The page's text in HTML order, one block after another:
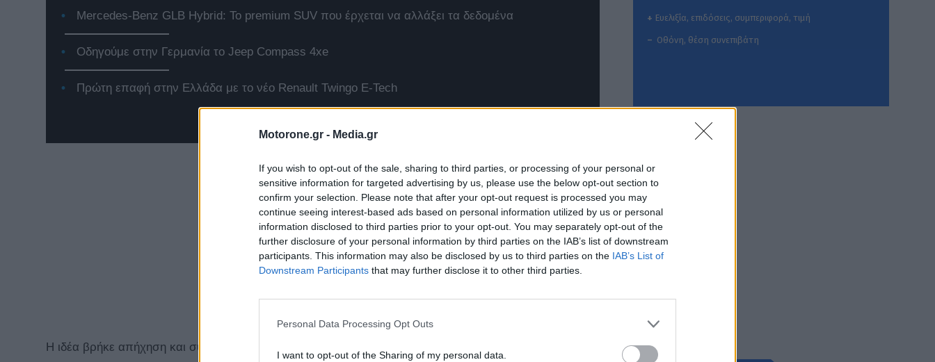
Motorone.gr - Media.gr
If you wish to opt-out of the sale, sharing to third parties, or processing of your personal or
sensitive information for targeted advertising by us, please use the below opt-out section to
confirm your selection. Please note that after your opt-out request is processed you may
continue seeing interest-based ads based on personal information utilized by us or personal
information disclosed to third parties prior to your opt-out. You may separately opt-out of the
further disclosure of your personal information by third parties on the IAB’s list of downstream
participants. This information may also be disclosed by us to third parties on the IAB’s List of
Downstream Participants that may further disclose it to other third parties.
Personal Data Processing Opt Outs
I want to opt-out of the Sharing of my personal data.
Mercedes-Benz GLB Hybrid: Το premium SUV που έρχεται να αλλάξει τα δεδομένα
Οδηγούμε στην Γερμανία το Jeep Compass 4xe
Πρώτη επαφή στην Ελλάδα με το νέο Renault Twingo E-Tech
Η ιδέα βρήκε απήχηση και σύντομα μια κοινότητα δημιουργήθηκε και αλώνιζε τις νύχτες στην πόλη.
+ Ευελιξία, επιδόσεις, συμπεριφορά, τιμή
– Οθόνη, θέση συνεπιβάτη